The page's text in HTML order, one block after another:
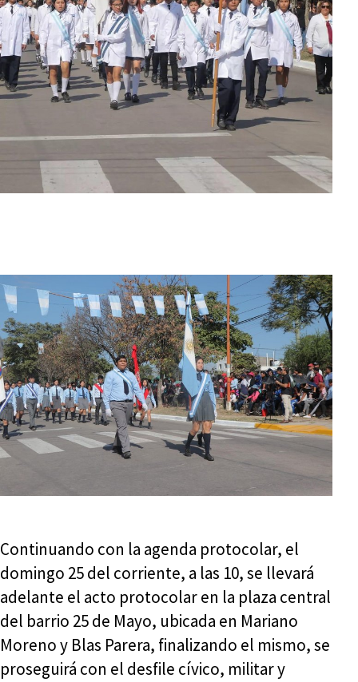
Continuando con la agenda protocolar, el
domingo 25 del corriente, a las 10, se llevará
adelante el acto protocolar en la plaza central
del barrio 25 de Mayo, ubicada en Mariano
Moreno y Blas Parera, finalizando el mismo, se
proseguirá con el desfile cívico, militar y